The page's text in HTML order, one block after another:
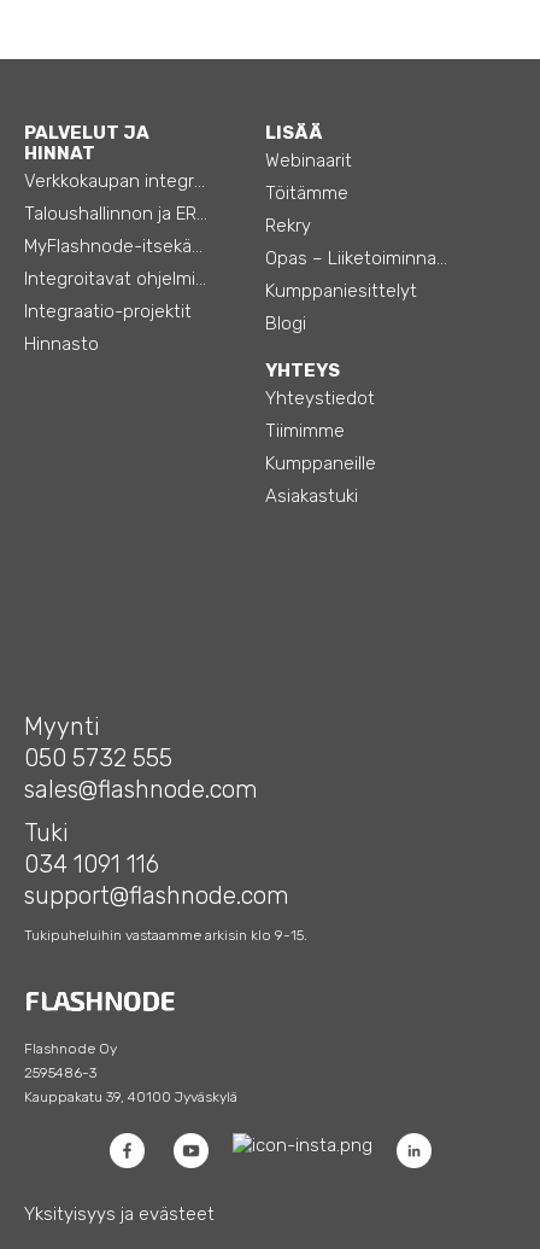
PALVELUT JA
HINNAT
Verkkokaupan integraatiot
Taloushallinnon ja ERP:n integraatiot
MyFlashnode-itsekäyttö-automaatio
Integroitavat ohjelmistot
Integraatio-projektit
Hinnasto
LISÄÄ
Webinaarit
Töitämme
Rekry
Opas – Liiketoiminnan tehostamiseen
Kumppaniesittelyt
Blogi
YHTEYS
Yhteystiedot
Tiimimme
Kumppaneille
Asiakastuki
Myynti
050 5732 555
sales@flashnode.com
Tuki
034 1091 116
support@flashnode.com
Tukipuheluihin vastaamme arkisin klo 9-15.
Flashnode Oy
2595486-3
Kauppakatu 39, 40100 Jyväskylä
Yksityisyys ja evästeet